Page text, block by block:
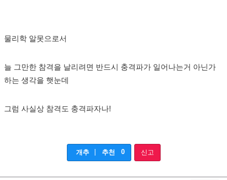
물리학 알못으로서
늘 그만한 참격을 날리려면 반드시 충격파가 일어나는거 아닌가
하는 생각을 햇눈데
그럼 사실상 참격도 충격파자나!
개추 추천 0 신고